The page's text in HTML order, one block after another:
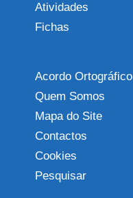
Atividades
Fichas
Acordo Ortográfico
Quem Somos
Mapa do Site
Contactos
Cookies
Pesquisar